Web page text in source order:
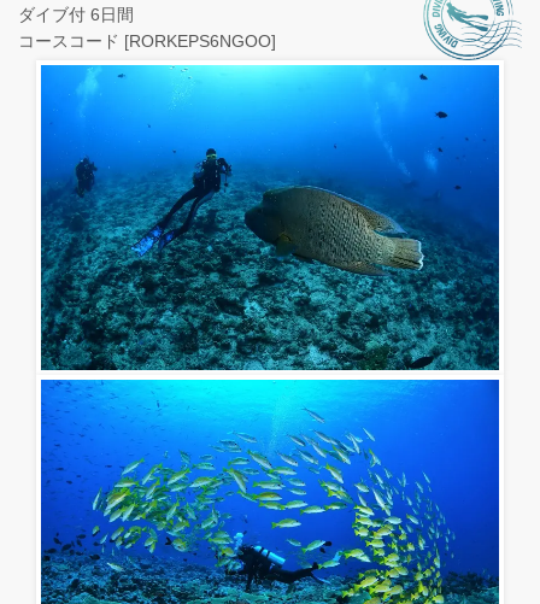
ダイブ付 6日間
コースコード [RORKEPS6NGOO]